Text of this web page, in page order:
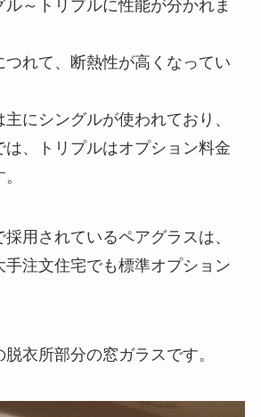
～トリプルに性能が分かれま
つれて、断熱性が高くなってい
にシングルが使われており、
は、トリプルはオプション料金
用されているペアグラスは、
手注文住宅でも標準オプション
衣所部分の窓ガラスです。